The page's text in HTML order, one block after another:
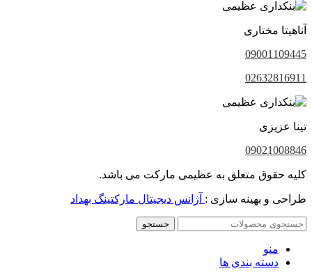
آناهیتا مختاری
09001109445
02632816911
تینا عزیزی
09021008846
کلیه حقوق متعلق به عظیمی مارکت می باشد.
طراحی و بهینه سازی : آژانس دیجیتال مارکتینگ بهداد
جستجو
منو
دسته بندی ها